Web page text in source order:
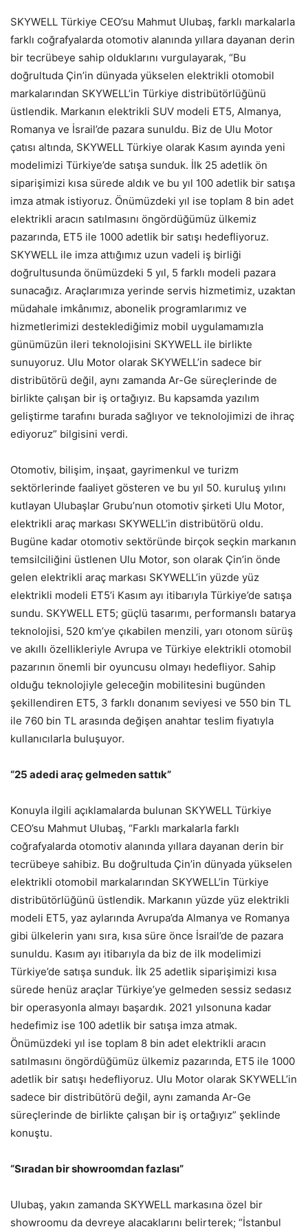
SKYWELL Türkiye CEO’su Mahmut Ulubaş, farklı markalarla
farklı coğrafyalarda otomotiv alanında yıllara dayanan derin
bir tecrübeye sahip olduklarını vurgulayarak, “Bu
doğrultuda Çin’in dünyada yükselen elektrikli otomobil
markalarından SKYWELL’in Türkiye distribütörlüğünü
üstlendik. Markanın elektrikli SUV modeli ET5, Almanya,
Romanya ve İsrail’de pazara sunuldu. Biz de Ulu Motor
çatısı altında, SKYWELL Türkiye olarak Kasım ayında yeni
modelimizi Türkiye’de satışa sunduk. İlk 25 adetlik ön
siparişimizi kısa sürede aldık ve bu yıl 100 adetlik bir satışa
imza atmak istiyoruz. Önümüzdeki yıl ise toplam 8 bin adet
elektrikli aracın satılmasını öngördüğümüz ülkemiz
pazarında, ET5 ile 1000 adetlik bir satışı hedefliyoruz.
SKYWELL ile imza attığımız uzun vadeli iş birliği
doğrultusunda önümüzdeki 5 yıl, 5 farklı modeli pazara
sunacağız. Araçlarımıza yerinde servis hizmetimiz, uzaktan
müdahale imkânımız, abonelik programlarımız ve
hizmetlerimizi desteklediğimiz mobil uygulamamızla
günümüzün ileri teknolojisini SKYWELL ile birlikte
sunuyoruz. Ulu Motor olarak SKYWELL’in sadece bir
distribütörü değil, aynı zamanda Ar-Ge süreçlerinde de
birlikte çalışan bir iş ortağıyız. Bu kapsamda yazılım
geliştirme tarafını burada sağlıyor ve teknolojimizi de ihraç
ediyoruz” bilgisini verdi.
Otomotiv, bilişim, inşaat, gayrimenkul ve turizm
sektörlerinde faaliyet gösteren ve bu yıl 50. kuruluş yılını
kutlayan Ulubaşlar Grubu’nun otomotiv şirketi Ulu Motor,
elektrikli araç markası SKYWELL’in distribütörü oldu.
Bugüne kadar otomotiv sektöründe birçok seçkin markanın
temsilciliğini üstlenen Ulu Motor, son olarak Çin’in önde
gelen elektrikli araç markası SKYWELL’in yüzde yüz
elektrikli modeli ET5’i Kasım ayı itibarıyla Türkiye’de satışa
sundu. SKYWELL ET5; güçlü tasarımı, performanslı batarya
teknolojisi, 520 km’ye çıkabilen menzili, yarı otonom sürüş
ve akıllı özellikleriyle Avrupa ve Türkiye elektrikli otomobil
pazarının önemli bir oyuncusu olmayı hedefliyor. Sahip
olduğu teknolojiyle geleceğin mobilitesini bugünden
şekillendiren ET5, 3 farklı donanım seviyesi ve 550 bin TL
ile 760 bin TL arasında değişen anahtar teslim fiyatıyla
kullanıcılarla buluşuyor.
“25 adedi araç gelmeden sattık”
Konuyla ilgili açıklamalarda bulunan SKYWELL Türkiye
CEO’su Mahmut Ulubaş, “Farklı markalarla farklı
coğrafyalarda otomotiv alanında yıllara dayanan derin bir
tecrübeye sahibiz. Bu doğrultuda Çin’in dünyada yükselen
elektrikli otomobil markalarından SKYWELL’in Türkiye
distribütörlüğünü üstlendik. Markanın yüzde yüz elektrikli
modeli ET5, yaz aylarında Avrupa’da Almanya ve Romanya
gibi ülkelerin yanı sıra, kısa süre önce İsrail’de de pazara
sunuldu. Kasım ayı itibarıyla da biz de ilk modelimizi
Türkiye’de satışa sunduk. İlk 25 adetlik siparişimizi kısa
sürede henüz araçlar Türkiye’ye gelmeden sessiz sedasız
bir operasyonla almayı başardık. 2021 yılsonuna kadar
hedefimiz ise 100 adetlik bir satışa imza atmak.
Önümüzdeki yıl ise toplam 8 bin adet elektrikli aracın
satılmasını öngördüğümüz ülkemiz pazarında, ET5 ile 1000
adetlik bir satışı hedefliyoruz. Ulu Motor olarak SKYWELL’in
sadece bir distribütörü değil, aynı zamanda Ar-Ge
süreçlerinde de birlikte çalışan bir iş ortağıyız” şeklinde
konuştu.
“Sıradan bir showroomdan fazlası”
Ulubaş, yakın zamanda SKYWELL markasına özel bir
showroomu da devreye alacaklarını belirterek; “İstanbul